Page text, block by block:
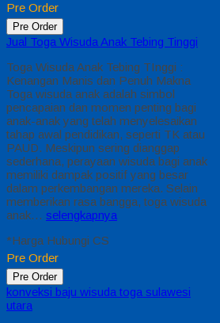
Pre Order
Pre Order
Jual Toga Wisuda Anak Tebing Tinggi
Toga Wisuda Anak Tebing TInggi :
Kenangan Manis dan Penuh Makna
Toga wisuda anak adalah simbol
pencapaian dan momen penting bagi
anak-anak yang telah menyelesaikan
tahap awal pendidikan, seperti TK atau
PAUD. Meskipun sering dianggap
sederhana, perayaan wisuda bagi anak
memiliki dampak positif yang besar
dalam perkembangan mereka. Selain
memberikan rasa bangga, toga wisuda
anak… selengkapnya
*Harga Hubungi CS
Pre Order
Pre Order
konveksi baju wisuda toga sulawesi
utara